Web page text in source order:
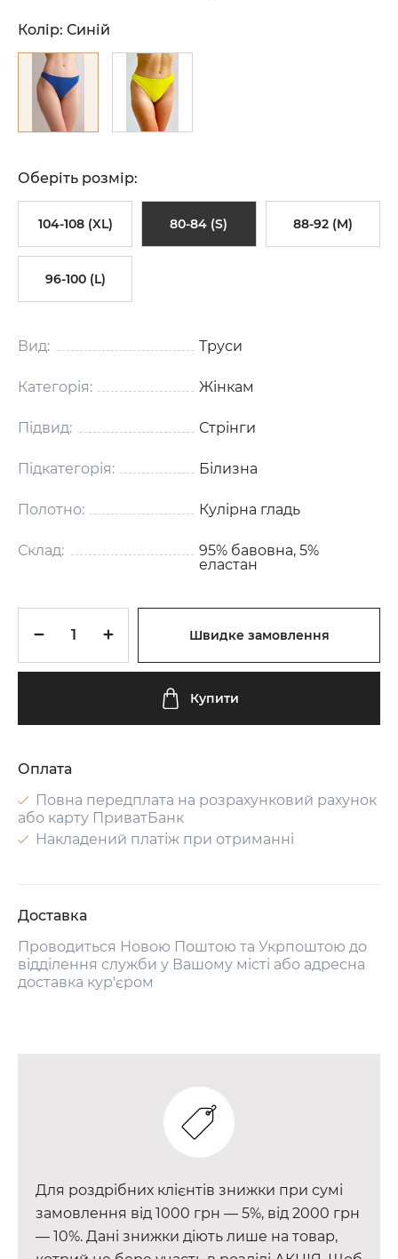
Колір: Синій
Оберіть розмір:
104-108 (XL) 80-84 (S) 88-92 (M)
96-100 (L)
Вид: Труси
Категорія: Жінкам
Підвид: Стрінги
Підкатегорія: Білизна
Полотно: Кулірна гладь
Склад:
95% бавовна, 5%
еластан
Швидке замовлення
Купити
Оплата
Повна передплата на розрахунковий рахунок
або карту ПриватБанк
Накладений платіж при отриманні
Доставка
Проводиться Новою Поштою та Укрпоштою до
відділення служби у Вашому місті або адресна
доставка кур'єром
Для роздрібних клієнтів знижки при сумі
замовлення від 1000 грн — 5%, від 2000 грн
— 10%. Дані знижки діють лише на товар,